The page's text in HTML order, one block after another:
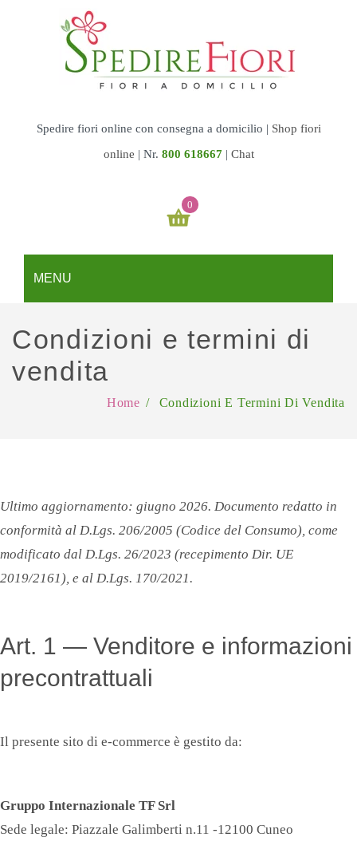
Spedire fiori online con consegna a domicilio | Shop fiori
online | Nr. 800 618667| Chat
MENU
San Valentino
Compleanno
Natale
Pasqua
Bouquet
Epifania
Rose di colore rosso
Rose di colore arancio
Rose di colore bianco
Rose di colore rosa
Rose numero preciso
BLOG
0
Il tuo carrello è vuoto
SUBTOTALE: € 0,00
Condizioni e termini di
vendita
Home / Condizioni E Termini Di Vendita
Ultimo aggiornamento: giugno 2026. Documento redatto in
conformità al D.Lgs. 206/2005 (Codice del Consumo), come
modificato dal D.Lgs. 26/2023 (recepimento Dir. UE
2019/2161), e al D.Lgs. 170/2021.
Art. 1 — Venditore e informazioni
precontrattuali
Il presente sito di e-commerce è gestito da:
Gruppo Internazionale TF Srl
Sede legale: Piazzale Galimberti n.11 -12100 Cuneo